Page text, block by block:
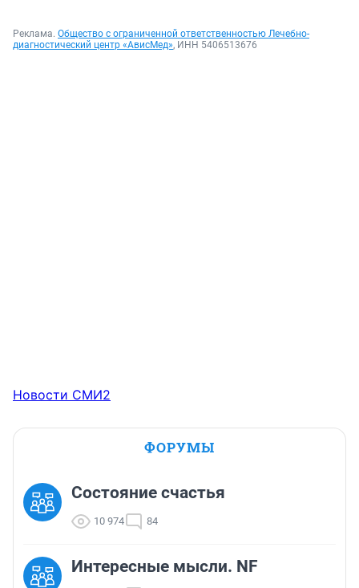
Реклама. Общество с ограниченной ответственностью Лечебно-
диагностический центр «АвисМед», ИНН 5406513676
Новости СМИ2
ФОРУМЫ
Состояние счастья
10 974 84
Интересные мысли. NF